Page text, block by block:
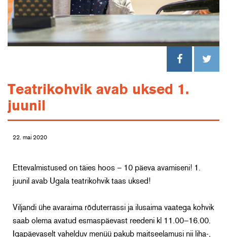
Teatrikohvik avab uksed 1.
juunil
22. mai 2020
Ettevalmistused on täies hoos – 10 päeva avamiseni! 1.
juunil avab Ugala teatrikohvik taas uksed!
Viljandi ühe avaraima rõduterrassi ja ilusaima vaatega kohvik
saab olema avatud esmaspäevast reedeni kl 11.00–16.00.
Igapäevaselt vahelduv menüü pakub maitseelamusi nii liha-,